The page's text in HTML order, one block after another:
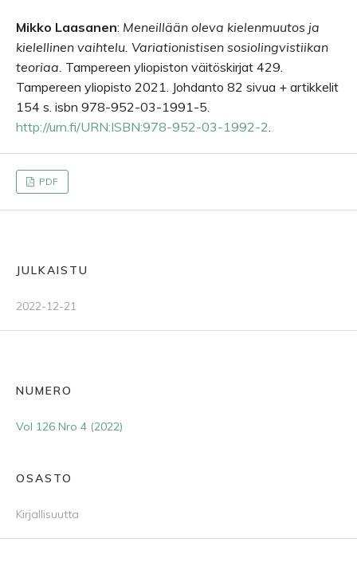
Mikko Laasanen: Meneillään oleva kielenmuutos ja
kielellinen vaihtelu. Variationistisen sosiolingvistiikan
teoriaa. Tampereen yliopiston väitöskirjat 429.
Tampereen yliopisto 2021. Johdanto 82 sivua + artikkelit
154 s. isbn 978-952-03-1991-5.
http://urn.fi/URN:ISBN:978-952-03-1992-2.
PDF
JULKAISTU
2022-12-21
NUMERO
Vol 126 Nro 4 (2022)
OSASTO
Kirjallisuutta